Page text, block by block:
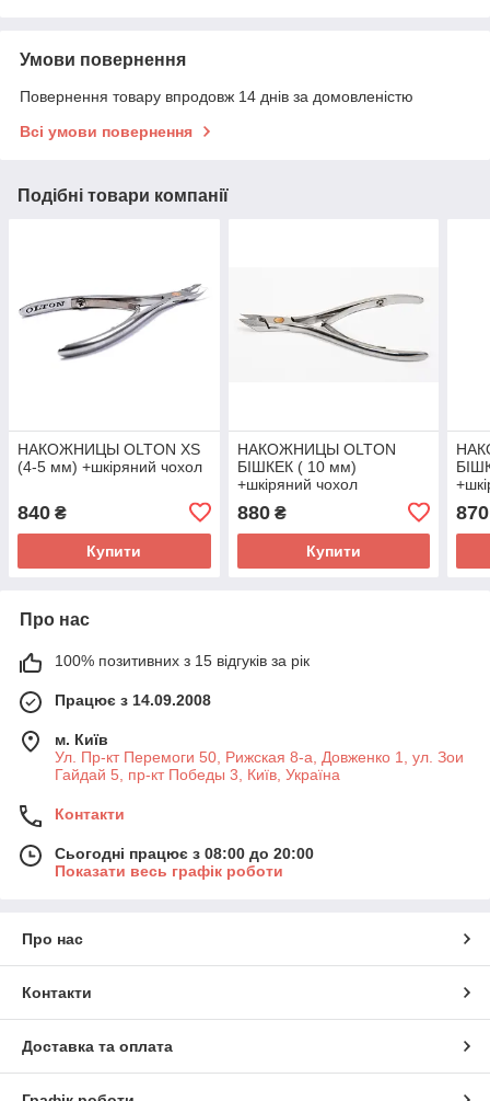
Умови повернення
Повернення товару впродовж 14 днів за домовленістю
Всі умови повернення
Подібні товари компанії
НАКОЖНИЦЫ OLTON XS
(4-5 мм) +шкіряний чохол
840 ₴
Купити
НАКОЖНИЦЫ OLTON
БІШКЕК ( 10 мм)
+шкіряний чохол
880₴
Купити
870
Про нас
100% позитивних з 15 відгуків за рік
Працює з 14.09.2008
м. Київ
Ул. Пр-кт Перемоги 50, Рижская 8-а, Довженко 1, ул. Зои
Гайдай 5, пр-кт Победы 3, Київ, Україна
Контакти
Сьогодні працює з 08:00 до 20:00
Показати весь графік роботи
Про нас
Контакти
Доставка та оплата